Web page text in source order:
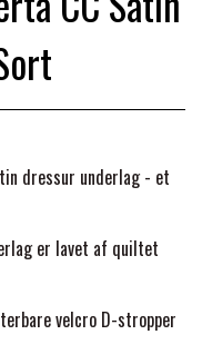
& DÆKKEN
& INFRARØD
dressur underlag - et
er lavet af quiltet
velcro D-stropper